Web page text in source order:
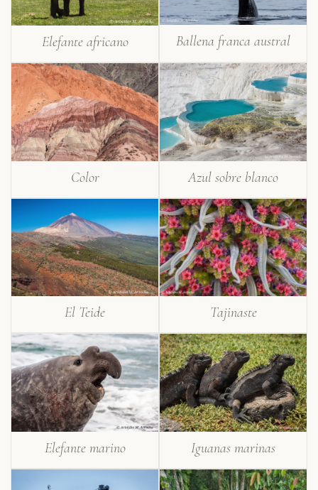
Elefante africano Ballena franca austral
Color Azul sobre blanco
El Teide Tajinaste
Elefante marino Iguanas marinas